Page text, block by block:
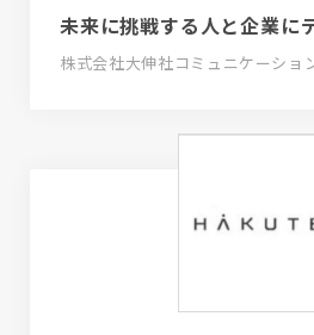
未来に挑戦する人と企業に
株式会社大伸社コミュニケーショ